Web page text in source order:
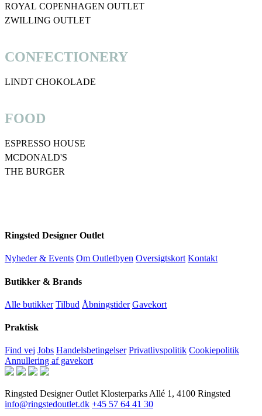
ROYAL COPENHAGEN OUTLET
ZWILLING OUTLET
CONFECTIONERY
LINDT CHOKOLADE
FOOD
ESPRESSO HOUSE
MCDONALD'S
THE BURGER
Ringsted Designer Outlet
Nyheder & Events Om Outletbyen Oversigtskort Kontakt
Butikker & Brands
Alle butikker Tilbud Åbningstider Gavekort
Praktisk
Find vej Jobs Handelsbetingelser Privatlivspolitik Cookiepolitik
Annullering af gavekort
Ringsted Designer Outlet Klosterparks Allé 1, 4100 Ringsted
info@ringstedoutlet.dk +45 57 64 41 30